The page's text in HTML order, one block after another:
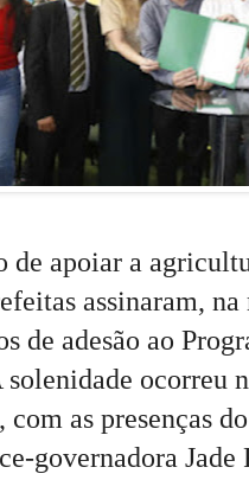
de apoiar a
assinaram,
de adesão ao
solenidade ocorreu
com as presenças
governadora